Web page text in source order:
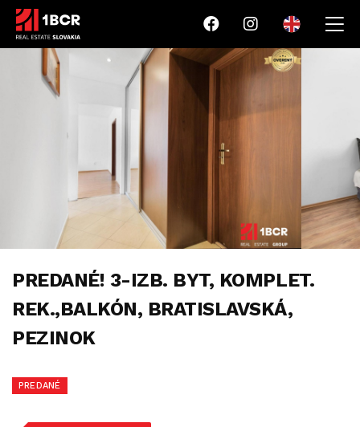
PREDANÉ! 3-IZB. BYT, KOMPLET.
REK.,BALKÓN, BRATISLAVSKÁ,
PEZINOK
PREDANÉ